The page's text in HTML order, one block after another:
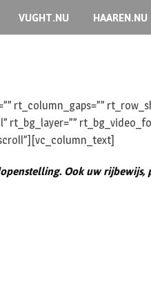
VUGHT.NU HAAREN.NU
rt_bg_layer=””
Ook uw rijbewijs,